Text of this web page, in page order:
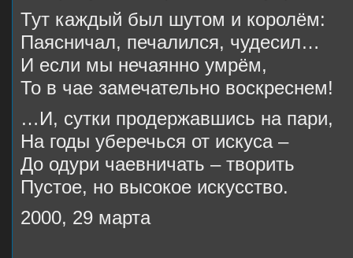
Тут каждый был шутом и королём:
Паясничал, печалился, чудесил…
И если мы нечаянно умрём,
То в чае замечательно воскреснем!
…И, сутки продержавшись на пари,
На годы уберечься от искуса –
До одури чаевничать – творить
Пустое, но высокое искусство.
2000, 29 марта